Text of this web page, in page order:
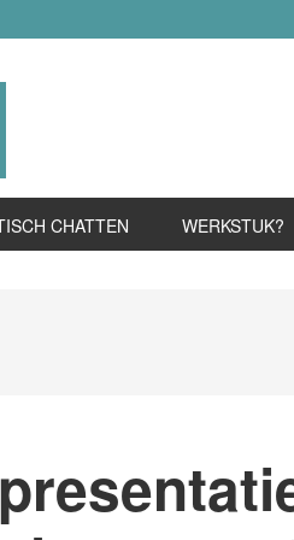
CHATTEN WERKSTUK?